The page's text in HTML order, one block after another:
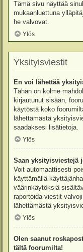
Tämä sivu näyttää
mukaanluettuna
he valvovat.
Ylös
Yksityisviestit
En voi lähettää
Tähän on kolme
kirjautunut sisään,
käytöstä koko
lähettämästä
saadaksesi lisätietoja.
Ylös
Saan yksityisviestejä
Voit automaattisesti
käyttämällä
väärinkäytöksiä
raportoida viestit
lähettämästä
Ylös
Olen saanut
tältä foorumilta!